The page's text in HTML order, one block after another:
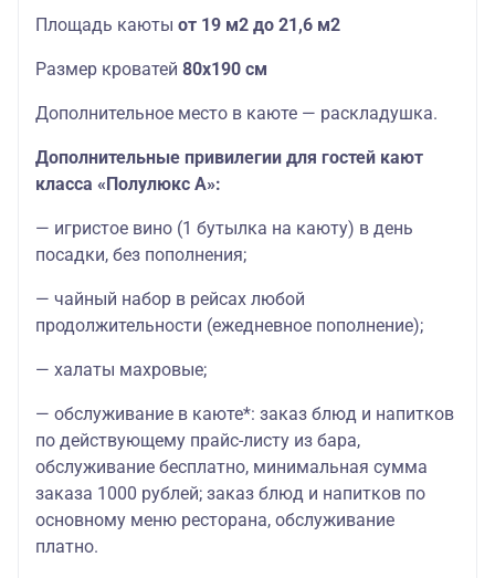
Площадь каюты от 19 м2 до 21,6 м2
Размер кроватей 80х190 см
Дополнительное место в каюте — раскладушка.
Дополнительные привилегии для гостей кают
класса «Полулюкс А»:
— игристое вино (1 бутылка на каюту) в день
посадки, без пополнения;
— чайный набор в рейсах любой
продолжительности (ежедневное пополнение);
— халаты махровые;
— обслуживание в каюте*: заказ блюд и напитков
по действующему прайс-листу из бара,
обслуживание бесплатно, минимальная сумма
заказа 1000 рублей; заказ блюд и напитков по
основному меню ресторана, обслуживание
платно.